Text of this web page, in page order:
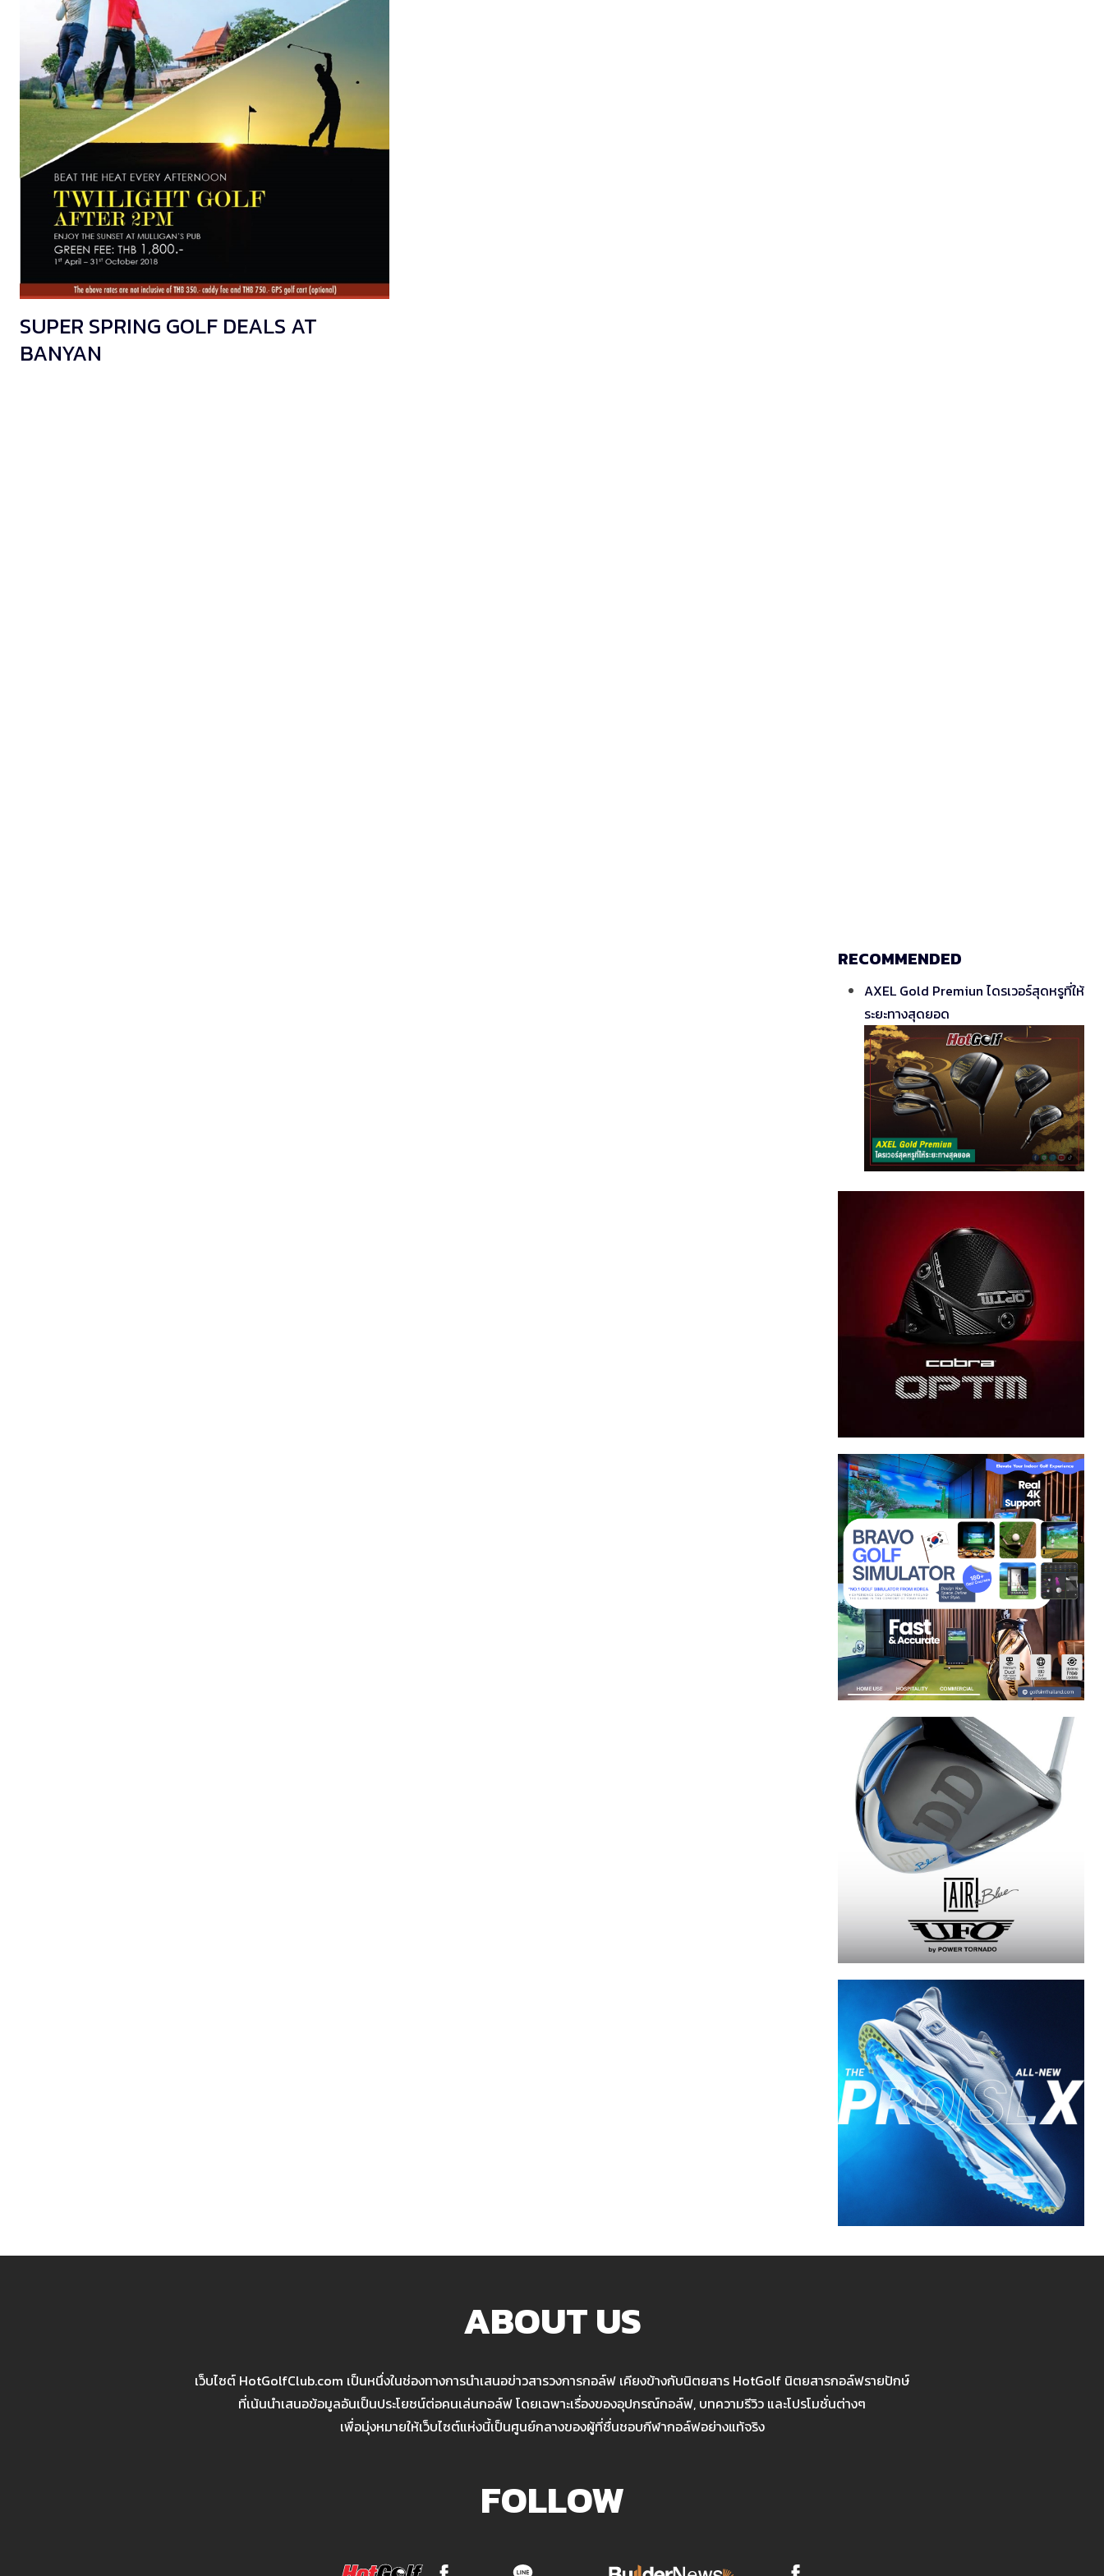
SUPER SPRING GOLF DEALS AT
BANYAN
RECOMMENDED
AXEL Gold Premiun ไดรเวอร์สุดหรูที่ให้
ระยะทางสุดยอด
ABOUT US
เว็บไซต์ HotGolfClub.com เป็นหนึ่งในช่องทางการนำเสนอข่าวสารวงการกอล์ฟ เคียงข้างกับนิตยสาร HotGolf นิตยสารกอล์ฟรายปักษ์
ที่เน้นนำเสนอข้อมูลอันเป็นประโยชน์ต่อคนเล่นกอล์ฟ โดยเฉพาะเรื่องของอุปกรณ์กอล์ฟ, บทความรีวิว และโปรโมชั่นต่างๆ
เพื่อมุ่งหมายให้เว็บไซต์แห่งนี้เป็นศูนย์กลางของผู้ที่ชื่นชอบกีฬากอล์ฟอย่างแท้จริง
FOLLOW